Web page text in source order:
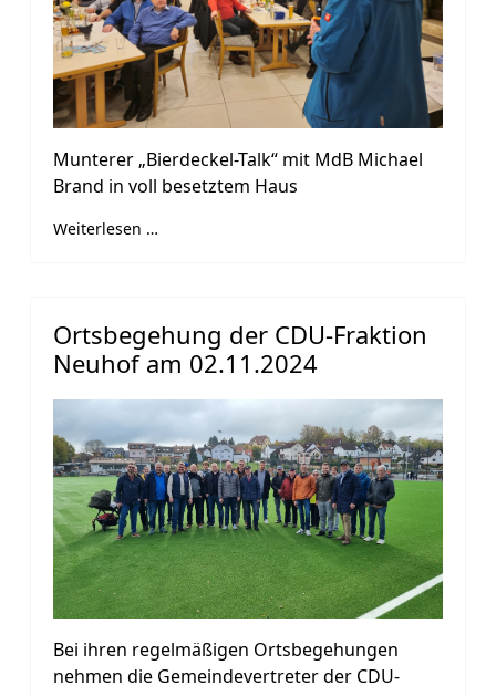
Munterer „Bierdeckel-Talk“ mit MdB Michael
Brand in voll besetztem Haus
Weiterlesen …
Ortsbegehung der CDU-Fraktion
Neuhof am 02.11.2024
Bei ihren regelmäßigen Ortsbegehungen
nehmen die Gemeindevertreter der CDU-